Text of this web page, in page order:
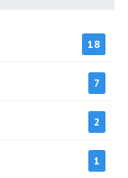
18
7
2
1